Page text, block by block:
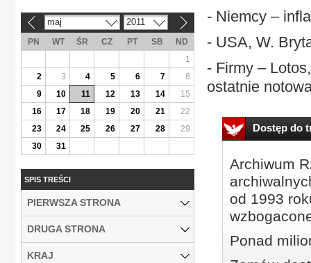
- Niemcy –
- USA, W.
- Firmy –
ostatnie
Dostęp do
Archiwum
od 1993
Ponad
maj 2011
PN WT ŚR CZ PT SB
ND
1
2
3 4 5 6 7
8
9
10 11 12 13 14
15
16
17 18 19 20 21
22
23
24 25 26 27 28
29
30
31
SPIS TREŚCI
PIERWSZA STRONA
DRUGA STRONA
KRAJ